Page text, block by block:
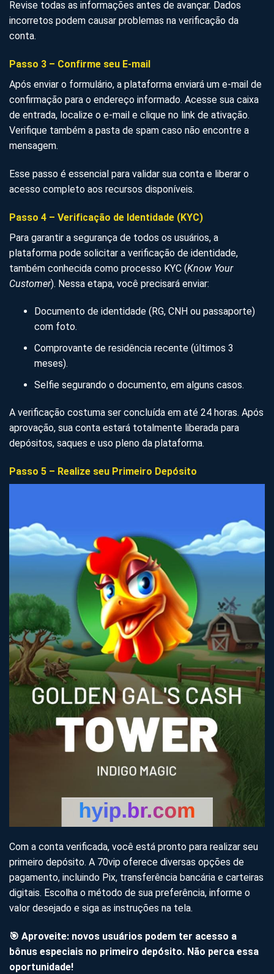
Revise todas as informações antes de avançar. Dados
incorretos podem causar problemas na verificação da
conta.
Passo 3 – Confirme seu E-mail
Após enviar o formulário, a plataforma enviará um e-mail de
confirmação para o endereço informado. Acesse sua caixa
de entrada, localize o e-mail e clique no link de ativação.
Verifique também a pasta de spam caso não encontre a
mensagem.
Esse passo é essencial para validar sua conta e liberar o
acesso completo aos recursos disponíveis.
Passo 4 – Verificação de Identidade (KYC)
Para garantir a segurança de todos os usuários, a
plataforma pode solicitar a verificação de identidade,
também conhecida como processo KYC (Know Your
Customer). Nessa etapa, você precisará enviar:
Documento de identidade (RG, CNH ou passaporte)
com foto.
Comprovante de residência recente (últimos 3
meses).
Selfie segurando o documento, em alguns casos.
A verificação costuma ser concluída em até 24 horas. Após
aprovação, sua conta estará totalmente liberada para
depósitos, saques e uso pleno da plataforma.
Passo 5 – Realize seu Primeiro Depósito
Com a conta verificada, você está pronto para realizar seu
primeiro depósito. A 70vip oferece diversas opções de
pagamento, incluindo Pix, transferência bancária e carteiras
digitais. Escolha o método de sua preferência, informe o
valor desejado e siga as instruções na tela.
🎯 Aproveite: novos usuários podem ter acesso a
bônus especiais no primeiro depósito. Não perca essa
oportunidade!